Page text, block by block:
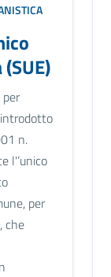
n.
l'’unico
per
che